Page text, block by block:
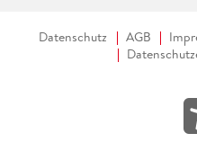
Datenschutz AGB